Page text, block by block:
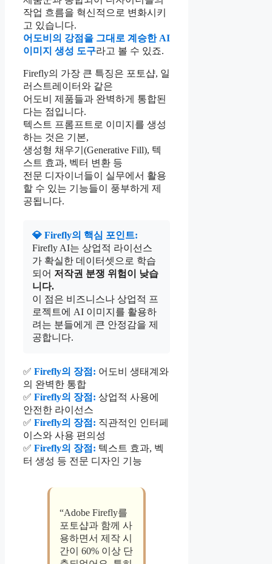
작업 흐름을 혁신적으로 변화시키
고 있습니다.
어도비의 강점을 그대로 계승한 AI
이미지 생성 도구라고 볼 수 있죠.
Firefly의 가장 큰 특징은 포토샵, 일
러스트레이터와 같은
어도비 제품들과 완벽하게 통합된
다는 점입니다.
텍스트 프롬프트로 이미지를 생성
하는 것은 기본,
생성형 채우기(Generative Fill), 텍
스트 효과, 벡터 변환 등
전문 디자이너들이 실무에서 활용
할 수 있는 기능들이 풍부하게 제
공됩니다.
💎 Firefly의 핵심 포인트:
Firefly AI는 상업적 라이선스
가 확실한 데이터셋으로 학습
되어 저작권 분쟁 위험이 낮습
니다.
이 점은 비즈니스나 상업적 프
로젝트에 AI 이미지를 활용하
려는 분들에게 큰 안정감을 제
공합니다.
✅ Firefly의 장점: 어도비 생태계와
의 완벽한 통합
✅ Firefly의 장점: 상업적 사용에
안전한 라이선스
✅ Firefly의 장점: 직관적인 인터페
이스와 사용 편의성
✅ Firefly의 장점: 텍스트 효과, 벡
터 생성 등 전문 디자인 기능
“Adobe Firefly를
포토샵과 함께 사
용하면서 제작 시
간이 60% 이상 단